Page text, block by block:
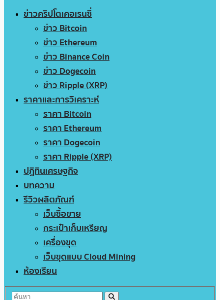
ข่าวคริปโตเคอเรนซี่
ข่าว Bitcoin
ข่าว Ethereum
ข่าว Binance Coin
ข่าว Dogecoin
ข่าว Ripple (XRP)
ราคาและการวิเคราะห์
ราคา Bitcoin
ราคา Ethereum
ราคา Dogecoin
ราคา Ripple (XRP)
ปฏิทินเศรษฐกิจ
บทความ
รีวิวผลิตภัณฑ์
เว็บซื้อขาย
กระเป๋าเก็บเหรียญ
เครื่องขุด
เว็บขุดแบบ Cloud Mining
ห้องเรียน